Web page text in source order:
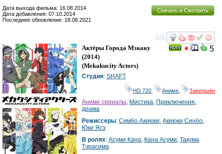
Скачать и Смотреть
Дата выхода фильма: 16.08.2014
Дата добавления: 07.10.2014
Последнее обновление: 18.08.2021
смотреть
5
Актёры Города Мэкаку
(2014)
(Mekakucity Actors)
Студия: SHAFT
HD 720 Аниме Завершён
Аниме сериалы Мистика Приключения
драма
Режиссеры: Симбо Акиюки Акиюки Синбо
Юки Ясэ
В ролях: Асуми Кана Кана Асуми Такума
Тэрасима